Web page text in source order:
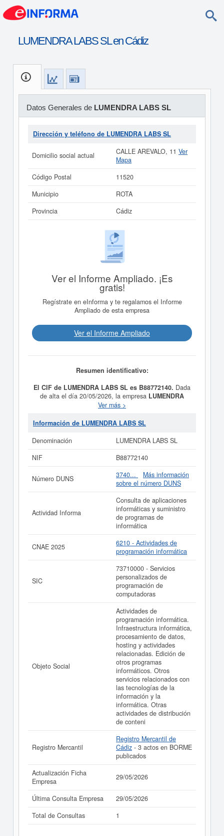
LUMENDRA LABS SL en Cádiz
Datos Generales de LUMENDRA LABS SL
Dirección y teléfono de LUMENDRA LABS SL
Domicilio social actual CALLE AREVALO, 11 Ver
Mapa
Código Postal
11520
Municipio
ROTA
Provincia
Cádiz
Ver el Informe Ampliado. ¡Es
gratis!
Regístrate en eInforma y te regalamos el Informe
Ampliado de esta empresa
Ver el Informe Ampliado
Resumen identificativo:
El CIF de LUMENDRA LABS SL es B88772140. Dada
de alta el día 20/05/2026, la empresa LUMENDRA
tiene como propósito Actividades de
programación informática. Infraestructura informática,
procesamiento de datos, hosting y actividades
Otros servicios relacionados con las tecnologías de la
distribución de conteni. Su CNAE es 6210 - Actividades
dentro de la categoría SIC 73710000. La última
consulta de esta empresa ha sido el 29/05/2026,
acumulando un total de 1 consultas. Si desea saber las
subvenciones a las que esta empresa puede aspirar, en
esta web puede consultarlo. Esta compañia sitúa su
capital alrededor de unas cifras de 0 a 3.100 €. El
apartado en el que está inscrita la empresa
3 actos en el BORME.
Si está interesado en conocer más datos de la empresa
acceder inmediatamente a
de LUMENDRA LABS SL
La última actualización del informe de empresa se ha
realizado el 29/05/2026.
Ver más >
Información de LUMENDRA LABS SL
Denominación
LUMENDRA LABS SL
NIF
B88772140
Número DUNS 3740...
Más información
sobre el número DUNS
Actividad Informa
Consulta de aplicaciones
informáticas y suministro
de programas de
informática
CNAE 2025
6210 - Actividades de
programación informática
SIC
73710000 - Servicios
personalizados de
programación de
computadoras
Objeto Social
Actividades de
programación informática.
Infraestructura informática,
procesamiento de datos,
hosting y actividades
relacionadas. Edición de
otros programas
informáticos. Otros
servicios relacionados con
las tecnologías de la
información y la
informática. Otras
actividades de distribución
de conteni
Registro Mercantil
Registro Mercantil de
Cádiz - 3 actos en BORME
publicados
Actualización Ficha
Empresa
29/05/2026
Última Consulta Empresa
29/05/2026
Total de Consultas
1